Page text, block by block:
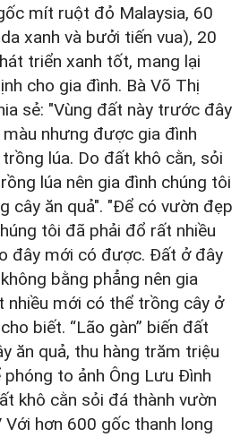
mít ruột đỏ Malaysia, 60
xanh và bưởi tiến vua), 20
triển xanh tốt, mang lại
cho gia đình. Bà Võ Thị
sẻ: "Vùng đất này trước đây
nhưng được gia đình
lúa. Do đất khô cằn, sỏi
lúa nên gia đình chúng tôi
cây ăn quả". "Để có vườn đẹp
tôi đã phải đổ rất nhiều
đây mới có được. Đất ở đây
bằng phẳng nên gia
nhiều mới có thể trồng cây ở
biết. “Lão gàn” biến đất
ăn quả, thu hàng trăm triệu
to ảnh Ông Lưu Đình
khô cằn sỏi đá thành vườn
Với hơn 600 gốc thanh long